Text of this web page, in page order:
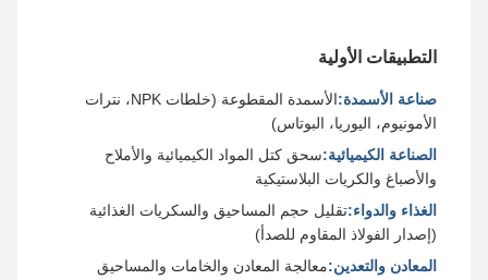
التطبيقات الأولية
صناعة الأسمدة:
الأسمدة المقطوعة (خلطات NPK، نترات
الأمونيوم، اليوريا، البوتاس)
الصناعة الكيميائية:سحق كتل المواد الكيميائية والأملاح
والأصباغ والكريات البلاستيكية
الغذاء والدواء:تقليل حجم المساحيق والسكريات الغذائية
(إصدار الفولاذ المقاوم للصدأ)
المعادن والتعدين:معالجة المعادن والخامات والمساحيق